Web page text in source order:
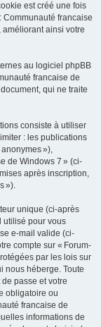
est créé une fois
Communauté francaise
améliorant ainsi votre
au logiciel phpBB
francaise de
qui ne traite
consiste à utiliser
: les publications
»),
de Windows 7 » (ci-
après inscription,
»).
unique (ci-après
utilisé pour vous
e-mail valide (ci-
compte sur « Forum-
par les lois sur
nous héberge. Toute
passe et votre
obligatoire ou
francaise de
informations de